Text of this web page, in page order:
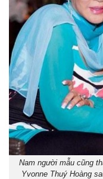
Nam người mẫu cũng
Yvonne Thuý Hoàng